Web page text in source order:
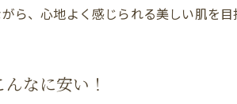
、心地よく感じられる美しい肌を目
なに安い！